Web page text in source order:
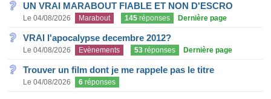
UN VRAI MARABOUT FIABLE ET NON D'ESCRO
Le 04/08/2026 Marabout 145 réponses Dernière page
VRAI l'apocalypse decembre 2012?
Le 04/08/2026 Evènements 53 réponses Dernière page
Trouver un film dont je me rappele pas le titre
Le 04/08/2026 6 réponses